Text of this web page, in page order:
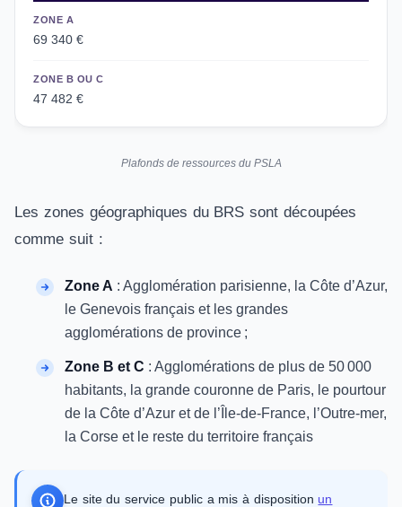
ZONE A
69 340 €
ZONE B OU C
47 482 €
Plafonds de ressources du PSLA
Les zones géographiques du BRS sont découpées
comme suit :
Zone A : Agglomération parisienne, la Côte d’Azur,
le Genevois français et les grandes
agglomérations de province ;
Zone B et C : Agglomérations de plus de 50 000
habitants, la grande couronne de Paris, le pourtour
de la Côte d’Azur et de l’Île-de-France, l’Outre-mer,
la Corse et le reste du territoire français
Le site du service public a mis à disposition un